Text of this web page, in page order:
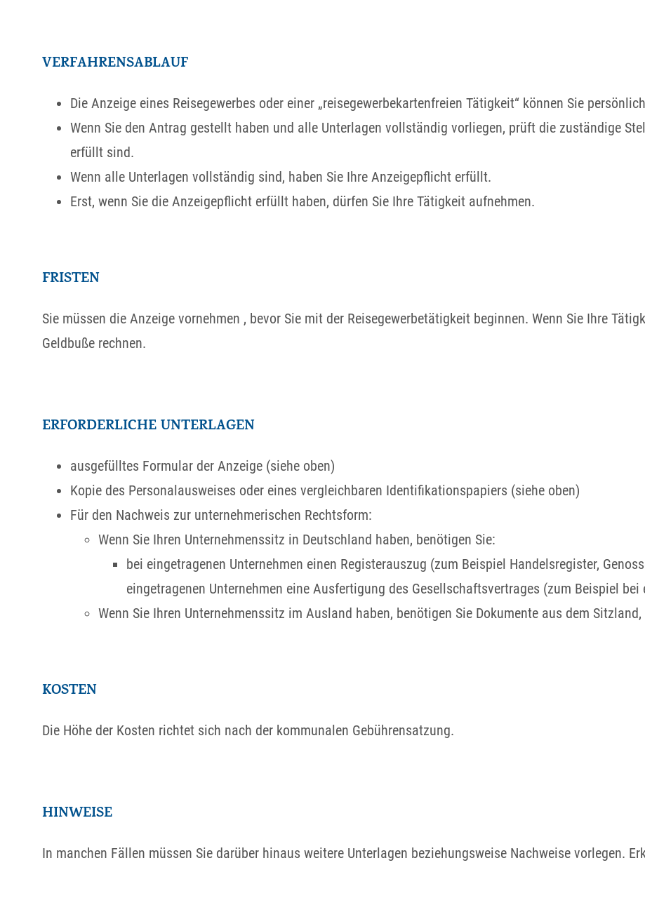
VERFAHRENSABLAUF
Die Anzeige eines Reisegewerbes oder einer „reisegewerbekartenfreien Tätigkeit“ können Sie
Wenn Sie den Antrag gestellt haben und alle Unterlagen vollständig vorliegen, prüft die zuständige
erfüllt sind.
Wenn alle Unterlagen vollständig sind, haben Sie Ihre Anzeigepflicht erfüllt.
Erst, wenn Sie die Anzeigepflicht erfüllt haben, dürfen Sie Ihre Tätigkeit aufnehmen.
FRISTEN
Sie müssen die Anzeige vornehmen , bevor Sie mit der Reisegewerbetätigkeit beginnen. Wenn Sie Ihre
Geldbuße rechnen.
ERFORDERLICHE UNTERLAGEN
ausgefülltes Formular der Anzeige (siehe oben)
Kopie des Personalausweises oder eines vergleichbaren Identifikationspapiers (siehe oben)
Für den Nachweis zur unternehmerischen Rechtsform:
Wenn Sie Ihren Unternehmenssitz in Deutschland haben, benötigen Sie:
bei eingetragenen Unternehmen einen Registerauszug (zum Beispiel Handelsregister,
eingetragenen Unternehmen eine Ausfertigung des Gesellschaftsvertrages (zum Beispiel
Wenn Sie Ihren Unternehmenssitz im Ausland haben, benötigen Sie Dokumente aus dem
KOSTEN
Die Höhe der Kosten richtet sich nach der kommunalen Gebührensatzung.
HINWEISE
In manchen Fällen müssen Sie darüber hinaus weitere Unterlagen beziehungsweise Nachweise vorlegen.